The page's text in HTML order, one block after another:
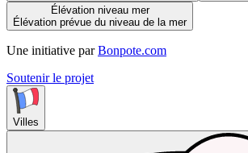
Élévation niveau mer
Élévation prévue du niveau de la mer
Une initiative par Bonpote.com
Soutenir le projet
Villes